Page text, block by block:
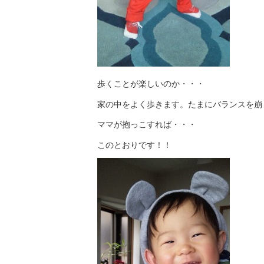
歩くことが楽しいのか・・・
家の中をよく歩きます。たまにバランスを
ママが抱っこすれば・・・
このとおりです！！